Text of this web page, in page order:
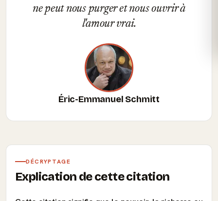
ne peut nous purger et nous ouvrir à
l'amour vrai.
Éric-Emmanuel Schmitt
DÉCRYPTAGE
Explication de cette citation